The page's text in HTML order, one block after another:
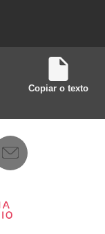
Copiar o texto